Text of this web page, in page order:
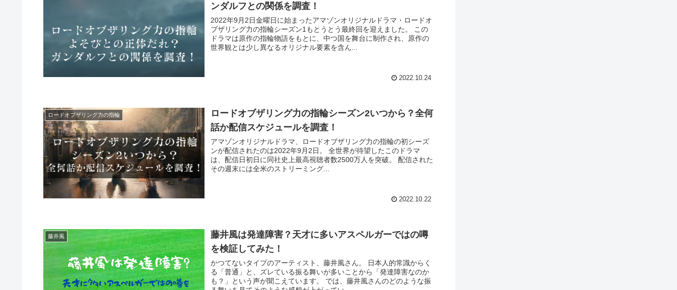
ンダルフとの関係を調査！
2022年9月2日金曜日に始まったアマゾンオリジナルドラマ・ロードオ
ブザリング力の指輪シーズン1もとうとう最終回を迎えました。 この
ドラマは原作の指輪物語をもとに、中つ国を舞台に制作され、原作の
世界観とは少し異なるオリジナル要素を含ん...
2022.10.24
ロードオブザリング力の指輪
ロードオブザリング力の指輪シーズン2いつから？全何
話か配信スケジュールを調査！
アマゾンオリジナルドラマ、ロードオブザリング力の指輪の初シーズ
ンが配信されたのは2022年9月2日。 全世界が待望したこのドラマ
は、配信日初日に同社史上最高視聴者数2500万人を突破。 配信された
その週末には全米のストリーミング...
2022.10.22
藤井風
藤井風は発達障害？天才に多いアスペルガーではの噂
を検証してみた！
かつてないタイプのアーティスト、藤井風さん。 日本人的常識からく
る「普通」と、ズレている振る舞いが多いことから「発達障害なのか
も？」という声が聞こえています。 では、藤井風さんのどのような振